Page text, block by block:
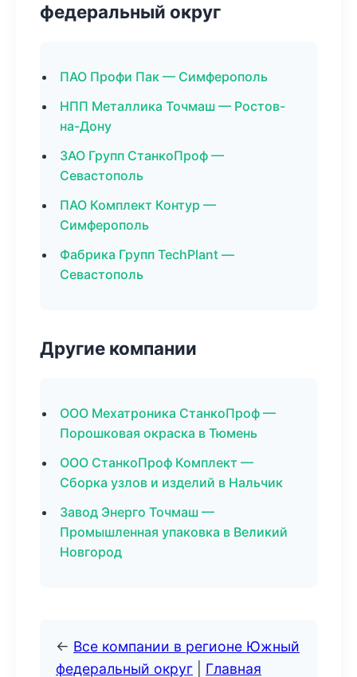
федеральный округ
ПАО Профи Пак — Симферополь
НПП Металлика Точмаш — Ростов-
на-Дону
ЗАО Групп СтанкоПроф —
Севастополь
ПАО Комплект Контур —
Симферополь
Фабрика Групп TechPlant —
Севастополь
Другие компании
ООО Мехатроника СтанкоПроф —
Порошковая окраска в Тюмень
ООО СтанкоПроф Комплект —
Сборка узлов и изделий в Нальчик
Завод Энерго Точмаш —
Промышленная упаковка в Великий
Новгород
← Все компании в регионе Южный
федеральный округ
Главная